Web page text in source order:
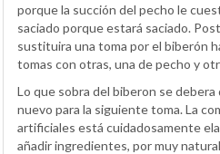
porque la succión del pecho le
saciado porque estará saciado.
sustituira una toma por el biberón
tomas con otras, una de pecho y
Lo que sobra del biberon se
nuevo para la siguiente toma. La
artificiales está cuidadosamente
añadir ingredientes, por muy